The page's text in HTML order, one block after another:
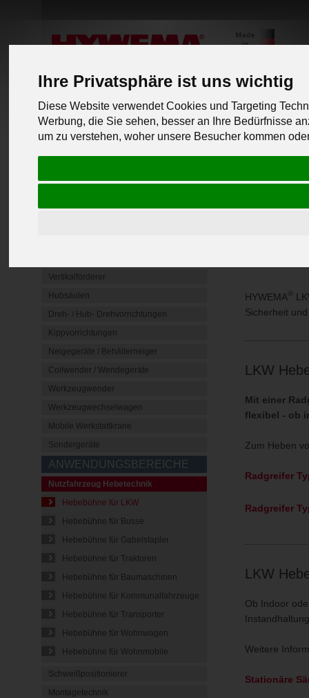
Ihre Privatsphäre ist uns wichtig
Diese Website verwendet Cookies und Targeting
Werbung, die Sie sehen, besser an Ihre Bedürfnisse
um zu verstehen, woher unsere Besucher kommen
PRODUKTLINIEN
Mobile Hebeböcke
Vertikalförderer
Hubsäulen
Dreh- / Hub- Drehvorrichtungen
Kippvorrichtungen
Neigegeräte / Behälterneiger
Coilwender / Wendegeräte
Werkzeugwender
Werkzeugwechselwagen
Mobile Werkstattkrane
Sondergeräte
ANWENDUNGSBEREICHE
Nutzfahrzeug Hebetechnik
Hebebühne für LKW
Hebebühne für Busse
Hebebühne für Gabelstapler
Hebebühne für Traktoren
Hebebühne für Baumaschinen
Hebebühne für Kommunalfahrzeuge
Hebebühne für Transporter
Hebebühne für Wohnwagen
Hebebühne für Wohnmobile
Schweißpositionierer
Montagetechnik
LKW
HYWEMA ®
Sicherheit
LKW
Mit einer
flexibel - ob
Zum Heben
Radgreifer
Radgreifer
LKW
Ob Indoor
Weitere
Stationäre